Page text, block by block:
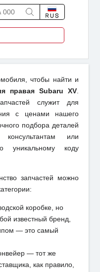
чтобы найти и
правая Subaru XV.
служит для
с ценами нашего
подбора деталей
или
уникальному коду
запчастей можно
коробке, но
известный бренд,
— это самый
— тот же
как правило,